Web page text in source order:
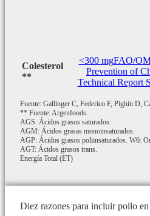
Colesterol
**
<300 mgFAO/
Prevention of
Technical Report
Fuente: Gallinger C, Federico F, Pighin D,
** Fuente: Argenfoods.
AGS: Ácidos grasos saturados.
AGM: Ácidos grasas monoinsaturados.
AGP: Ácidos grasos poliinsaturados. W6:
AGT: Ácidos grasos trans.
Energía Total (ET)
Diez razones para incluir pollo